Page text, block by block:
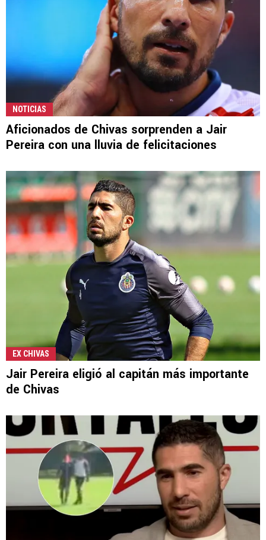
NOTICIAS
Aficionados de Chivas sorprenden a Jair
Pereira con una lluvia de felicitaciones
EX CHIVAS
Jair Pereira eligió al capitán más importante
de Chivas